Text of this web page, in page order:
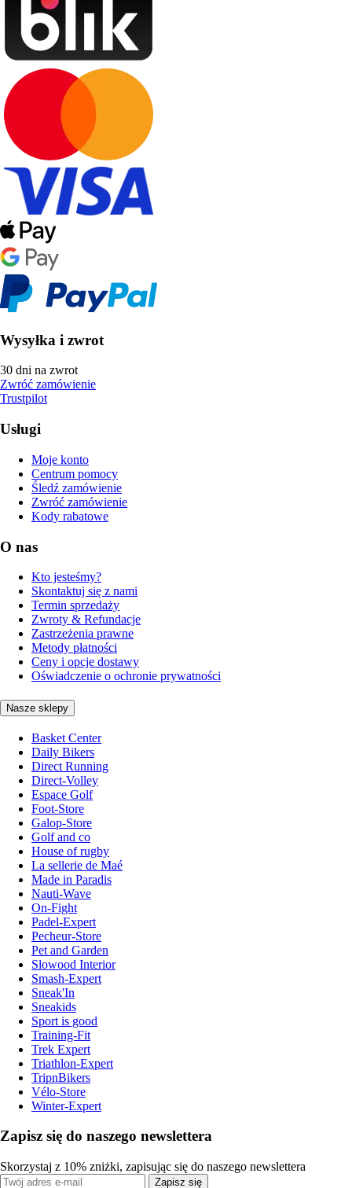
Wysyłka i zwrot
30 dni na zwrot
Zwróć zamówienie
Trustpilot
Usługi
Moje konto
Centrum pomocy
Śledź zamówienie
Zwróć zamówienie
Kody rabatowe
O nas
Kto jesteśmy?
Skontaktuj się z nami
Termin sprzedaży
Zwroty & Refundacje
Zastrzeżenia prawne
Metody płatności
Ceny i opcje dostawy
Oświadczenie o ochronie prywatności
Nasze sklepy
Basket Center
Daily Bikers
Direct Running
Direct-Volley
Espace Golf
Foot-Store
Galop-Store
Golf and co
House of rugby
La sellerie de Maé
Made in Paradis
Nauti-Wave
On-Fight
Padel-Expert
Pecheur-Store
Pet and Garden
Slowood Interior
Smash-Expert
Sneak'In
Sneakids
Sport is good
Training-Fit
Trek Expert
Triathlon-Expert
TripnBikers
Vélo-Store
Winter-Expert
Zapisz się do naszego newslettera
Skorzystaj z 10% zniżki, zapisując się do naszego newslettera
Zapisz się